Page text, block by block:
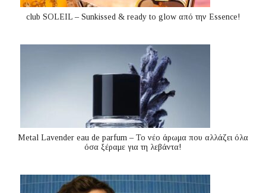
club SOLEIL – Sunkissed & ready to glow από την Essence!
Metal Lavender eau de parfum – Το νέο άρωμα που αλλάζει όλα
όσα ξέραμε για τη λεβάντα!